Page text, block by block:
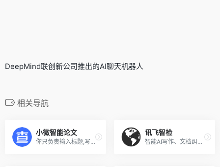
DeepMind联创新公司推出的AI聊天机器人
相关导航
小微智能论文
你只负责输入标题,写论文的这100小时,小微来帮你节省
讯飞智检
智能AI写作、文档纠错校对、文本图像合规检测平台